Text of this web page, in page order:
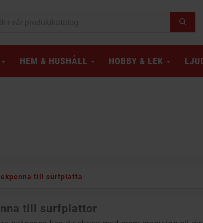
HEM & HUSHÅLL HOBBY & LEK
till surfplatta
till surfplattor